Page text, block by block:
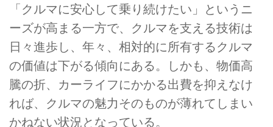
「クルマに安心して乗り続けたい」というニ
ーズが高まる一方で、クルマを支える技術は
日々進歩し、年々、相対的に所有するクルマ
の価値は下がる傾向にある。しかも、物価高
騰の折、カーライフにかかる出費を抑えなけ
れば、クルマの魅力そのものが薄れてしまい
かねない状況となっている。